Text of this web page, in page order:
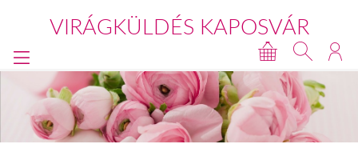
VIRÁGKÜLDÉS KAPOSVÁR